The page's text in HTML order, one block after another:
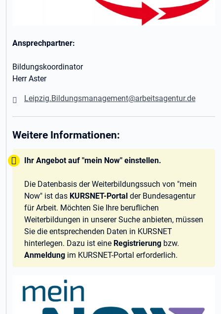
Ansprechpartner:
Bildungskoordinator
Herr Aster
Leipzig.Bildungsmanagement@arbeitsagentur.de
Weitere Informationen:
Tipp:
Ihr Angebot auf "mein Now" einstellen.
Die Datenbasis der Weiterbildungssuch von "mein
Now" ist das KURSNET-Portal der Bundesagentur
für Arbeit. Möchten Sie Ihre beruflichen
Weiterbildungen in unserer Suche anbieten, müssen
Sie die entsprechenden Daten in KURSNET
hinterlegen. Dazu ist eine Registrierung bzw.
Anmeldung im KURSNET-Portal erforderlich.